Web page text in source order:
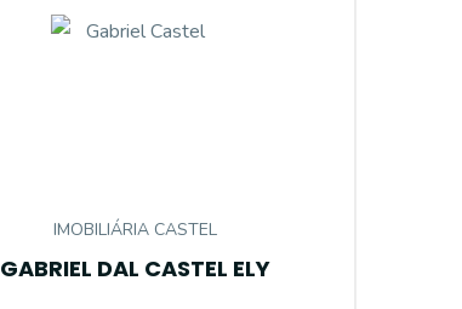
IMOBILIÁRIA CASTEL
GABRIEL DAL CASTEL ELY